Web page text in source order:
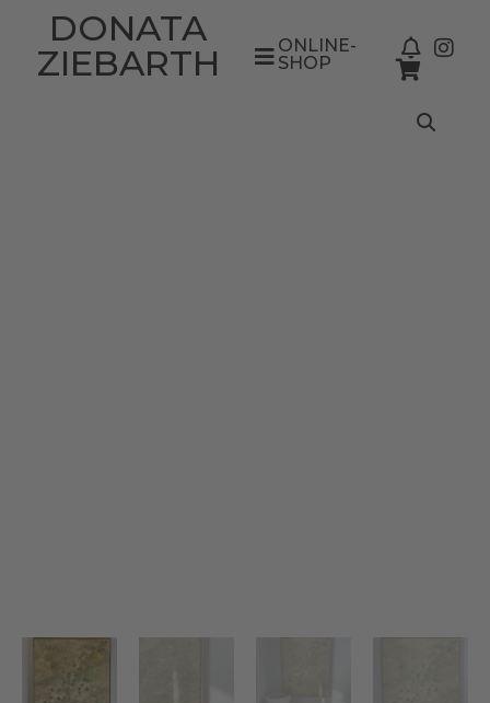
DONATA
ZIEBARTH
ONLINE-
SHOP